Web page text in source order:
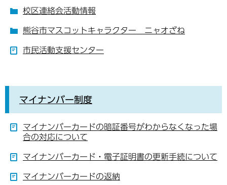
校区連絡会活動情報
熊谷市マスコットキャラクター ニャオざね
市民活動支援センター
マイナンバー制度
マイナンバーカードの暗証番号がわからなくなった場
合の対応について
マイナンバーカード・電子証明書の更新手続について
マイナンバーカードの返納